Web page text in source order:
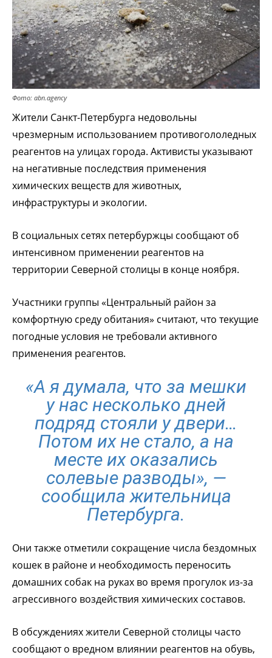
Фото: abn.agency
Жители Санкт-Петербурга недовольны
чрезмерным использованием противогололедных
реагентов на улицах города. Активисты указывают
на негативные последствия применения
химических веществ для животных,
инфраструктуры и экологии.
В социальных сетях петербуржцы сообщают об
интенсивном применении реагентов на
территории Северной столицы в конце ноября.
Участники группы «Центральный район за
комфортную среду обитания» считают, что текущие
погодные условия не требовали активного
применения реагентов.
«А я думала, что за мешки
у нас несколько дней
подряд стояли у двери…
Потом их не стало, а на
месте их оказались
солевые разводы», —
сообщила жительница
Петербурга.
Они также отметили сокращение числа бездомных
кошек в районе и необходимость переносить
домашних собак на руках во время прогулок из-за
агрессивного воздействия химических составов.
В обсуждениях жители Северной столицы часто
сообщают о вредном влиянии реагентов на обувь,